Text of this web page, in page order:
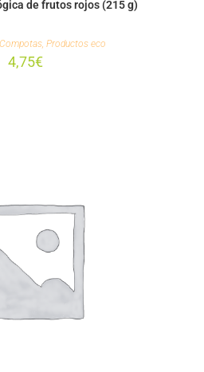
de frutos rojos (215 g)
, Productos eco
4,75€